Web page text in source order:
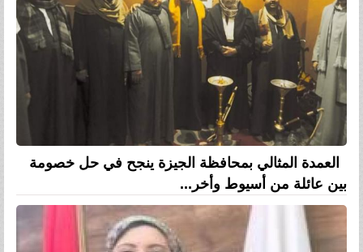
العمدة المثالي بمحافظة الجيزة ينجح في حل خصومة
بين عائلة من أسيوط وأخر...